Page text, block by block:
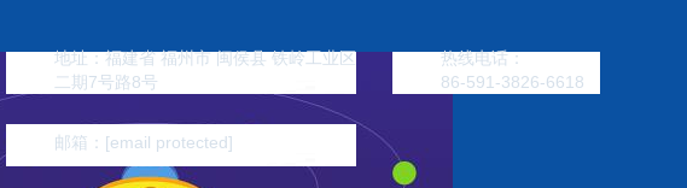
地址：福建省 福州市 闽侯县 铁岭工业区
二期7号路8号
热线电话：
86-591-3826-6618
邮箱： [email protected]